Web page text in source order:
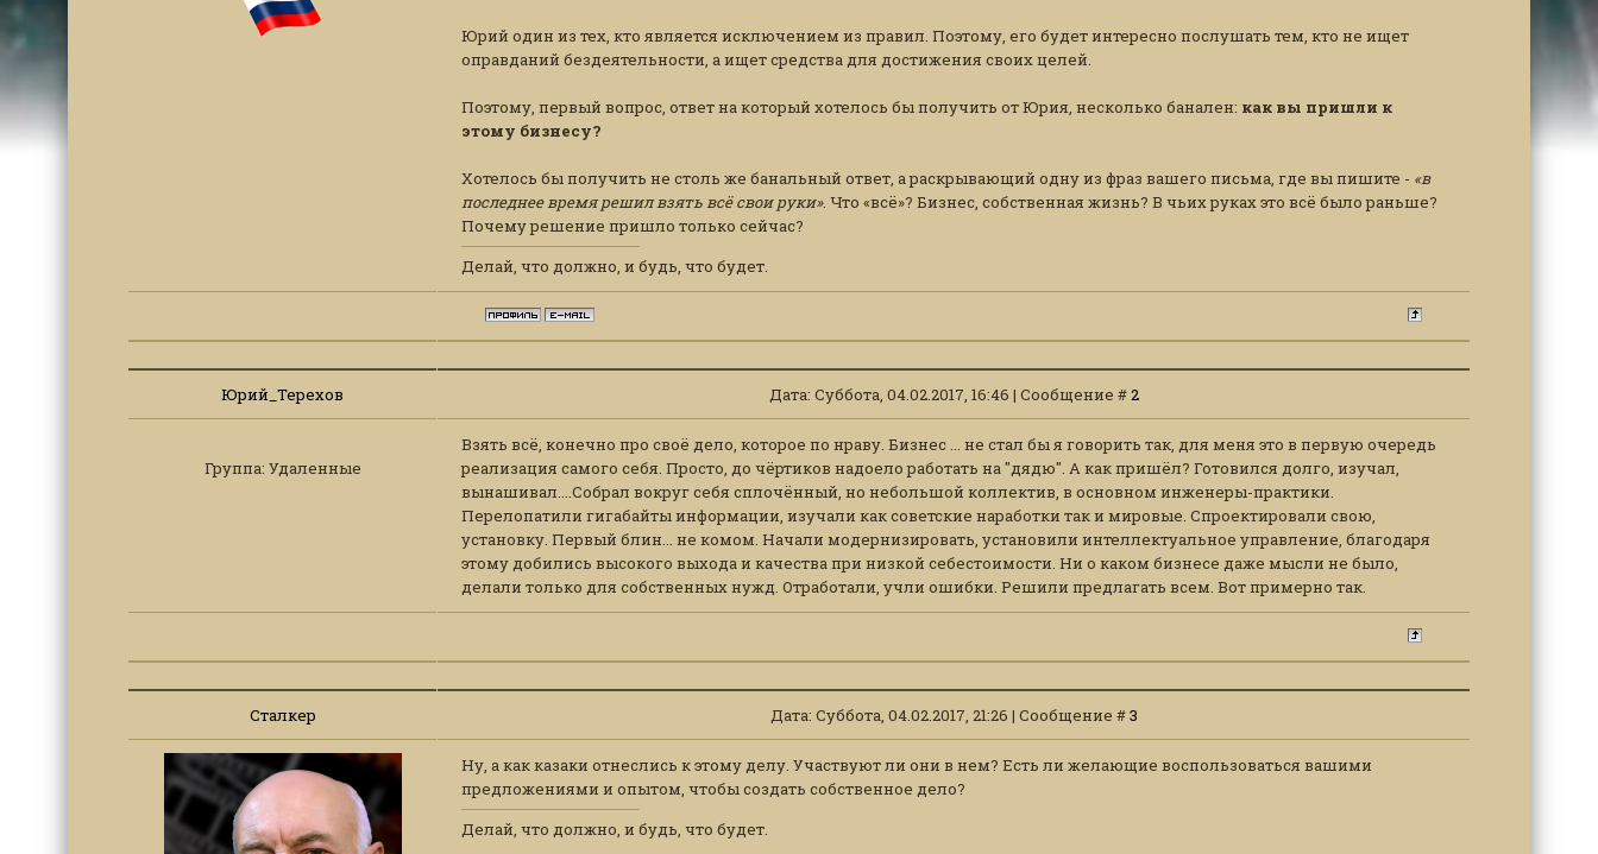
Юрий один из тех, кто является исключением из правил. Поэтому, его будет интересно послушать тем, кто не ищет
оправданий бездеятельности, а ищет средства для достижения своих целей.
Поэтому, первый вопрос, ответ на который хотелось бы получить от Юрия, несколько банален: как вы пришли к
этому бизнесу?
Хотелось бы получить не столь же банальный ответ, а раскрывающий одну из фраз вашего письма, где вы пишите - «в
последнее время решил взять всё свои руки». Что «всё»? Бизнес, собственная жизнь? В чьих руках это всё было раньше?
Почему решение пришло только сейчас?
Делай, что должно, и будь, что будет.
Юрий_Терехов Дата: Суббота, 04.02.2017, 16:46 | Сообщение #2
Группа: Удаленные
Взять всё, конечно про своё дело, которое по нраву. Бизнес ... не стал бы я говорить так, для меня это в первую очередь
реализация самого себя. Просто, до чёртиков надоело работать на "дядю". А как пришёл? Готовился долго, изучал,
вынашивал....Собрал вокруг себя сплочённый, но небольшой коллектив, в основном инженеры-практики.
Перелопатили гигабайты информации, изучали как советские наработки так и мировые. Спроектировали свою,
установку. Первый блин... не комом. Начали модернизировать, установили интеллектуальное управление, благодаря
этому добились высокого выхода и качества при низкой себестоимости. Ни о каком бизнесе даже мысли не было,
делали только для собственных нужд. Отработали, учли ошибки. Решили предлагать всем. Вот примерно так.
Сталкер Дата: Суббота, 04.02.2017, 21:26 | Сообщение #3
Ну, а как казаки отнеслись к этому делу. Участвуют ли они в нем? Есть ли желающие воспользоваться вашими
предложениями и опытом, чтобы создать собственное дело?
Делай, что должно, и будь, что будет.